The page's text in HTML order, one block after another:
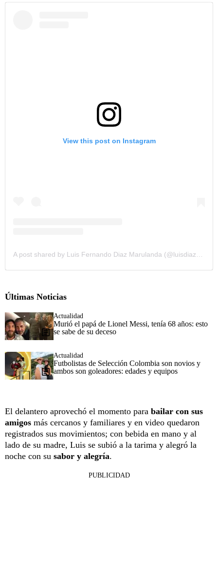
View this post on Instagram
A post shared by Luis Fernando Diaz Marulanda (@luisdiaz19_)
Últimas Noticias
Actualidad
Murió el papá de Lionel Messi, tenía 68 años: esto
se sabe de su deceso
Actualidad
Futbolistas de Selección Colombia son novios y
ambos son goleadores: edades y equipos
El delantero aprovechó el momento para bailar con sus
amigos más cercanos y familiares y en video quedaron
registrados sus movimientos; con bebida en mano y al
lado de su madre, Luis se subió a la tarima y alegró la
noche con su sabor y alegría.
PUBLICIDAD